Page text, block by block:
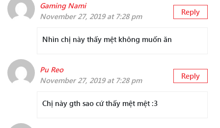
Gaming Nami
November 27, 2019 at 7:28 pm
Reply
Nhìn chị này thấy mệt không muốn ăn
Pu Reo
November 27, 2019 at 7:28 pm
Reply
Chị này gth sao cứ thấy mệt mệt :3